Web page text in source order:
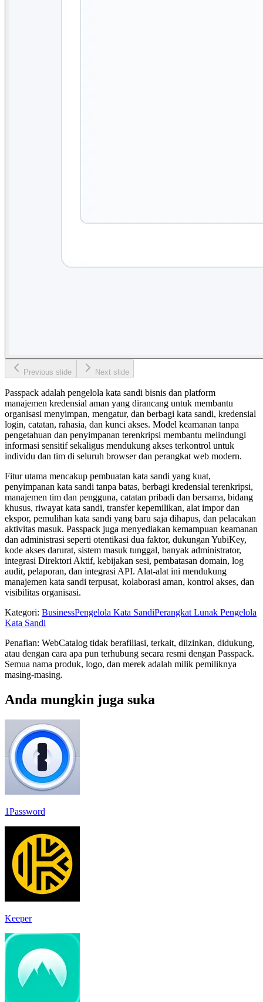
Previous slide Next slide
Passpack adalah pengelola kata sandi bisnis dan platform
manajemen kredensial aman yang dirancang untuk membantu
organisasi menyimpan, mengatur, dan berbagi kata sandi, kredensial
login, catatan, rahasia, dan kunci akses. Model keamanan tanpa
pengetahuan dan penyimpanan terenkripsi membantu melindungi
informasi sensitif sekaligus mendukung akses terkontrol untuk
individu dan tim di seluruh browser dan perangkat web modern.
Fitur utama mencakup pembuatan kata sandi yang kuat,
penyimpanan kata sandi tanpa batas, berbagi kredensial terenkripsi,
manajemen tim dan pengguna, catatan pribadi dan bersama, bidang
khusus, riwayat kata sandi, transfer kepemilikan, alat impor dan
ekspor, pemulihan kata sandi yang baru saja dihapus, dan pelacakan
aktivitas masuk. Passpack juga menyediakan kemampuan keamanan
dan administrasi seperti otentikasi dua faktor, dukungan YubiKey,
kode akses darurat, sistem masuk tunggal, banyak administrator,
integrasi Direktori Aktif, kebijakan sesi, pembatasan domain, log
audit, pelaporan, dan integrasi API. Alat-alat ini mendukung
manajemen kata sandi terpusat, kolaborasi aman, kontrol akses, dan
visibilitas organisasi.
Kategori: BusinessPengelola Kata SandiPerangkat Lunak Pengelola
Kata Sandi
Penafian: WebCatalog tidak berafiliasi, terkait, diizinkan, didukung,
atau dengan cara apa pun terhubung secara resmi dengan Passpack.
Semua nama produk, logo, dan merek adalah milik pemiliknya
masing-masing.
Anda mungkin juga suka
1Password
Keeper